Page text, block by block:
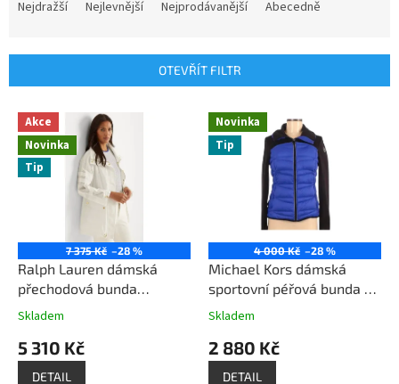
í
Nejdražší Nejlevnější Nejprodávanější Abecedně
OTEVŘÍT FILTR
V
p
Akce
Novinka
Tip
7 375 Kč –28 %
Ralph Lauren dámská
přechodová bunda
větrovka bílá
Skladem
5 310 Kč
DETAIL
Novinka
Tip
4 000 Kč –28 %
Michael Kors dámská
sportovní péřová bunda do
Skladem
2 880 Kč
DETAIL